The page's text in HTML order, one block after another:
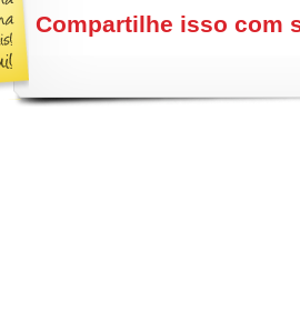
Compartilhe isso com